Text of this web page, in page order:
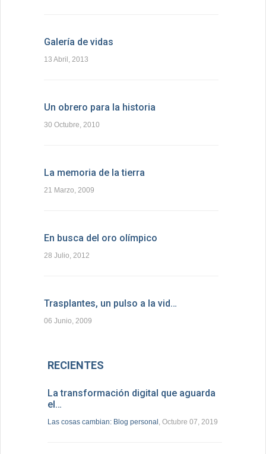
Galería de vidas
13 Abril, 2013
Un obrero para la historia
30 Octubre, 2010
La memoria de la tierra
21 Marzo, 2009
En busca del oro olímpico
28 Julio, 2012
Trasplantes, un pulso a la vid…
06 Junio, 2009
RECIENTES
La transformación digital que aguarda
el…
Las cosas cambian: Blog personal , Octubre 07, 2019